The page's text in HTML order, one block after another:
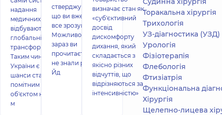
надання
медичних послуг
відбуваються
глобальні
трансформації.
Таким чином, в
України є всі
шанси стати
помітним
об'єктом на карті
м
стверджувати,
що ви вже давно
все зрозуміли.
Можливо, саме
зараз ви
прочитаєте, чого
не знали раніше.
Йд
визначає стан як
«суб'єктивний
досвід
дискомфорту
дихання, який
складається з
якісно різних
відчуттів, що
відрізняються за
інтенсивністю»
Торакальна хірургія
Трихологія
УЗ-діагностика (УЗД)
Урологія
Фізіотерапія
Флебологія
Фтизіатрія
Функціональна діагностика
Хірургія
Щелепно-лицева